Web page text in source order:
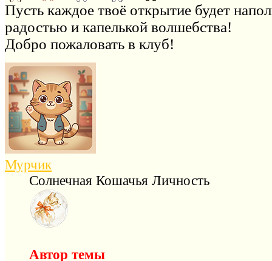
Пусть каждое твоё открытие будет
радостью и капелькой волшебства!
Добро пожаловать в клуб!
Мурчик
Солнечная Кошачья Личность
Автор темы